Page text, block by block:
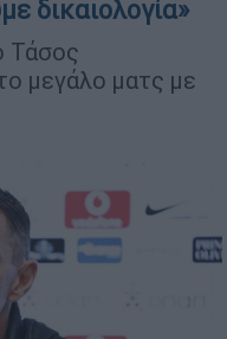
δικαιολογία»
Τάσος
μεγάλο ματς με